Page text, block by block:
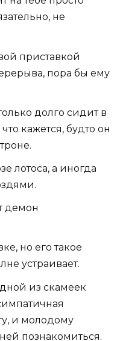
не
приставкой
пора бы ему
долго сидит в
кажется, будто он
лотоса, а иногда
демон
но его такое
устраивает.
из скамеек
и молодому
познакомиться.